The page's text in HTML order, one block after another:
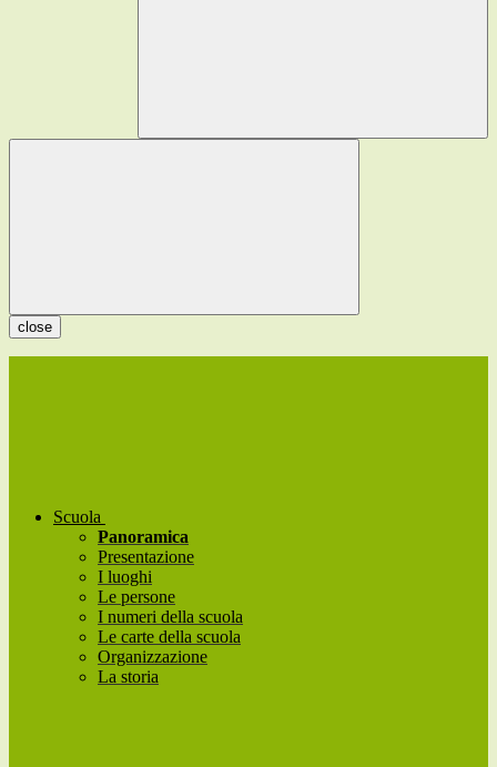
close
Scuola
Panoramica
Presentazione
I luoghi
Le persone
I numeri della scuola
Le carte della scuola
Organizzazione
La storia